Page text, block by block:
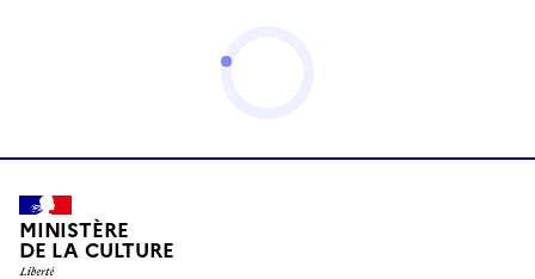
MINISTÈRE
DE LA CULTURE